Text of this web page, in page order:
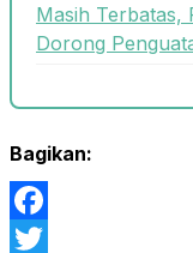
Masih Terbatas,
Dorong
Bagikan:
Facebook